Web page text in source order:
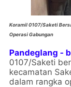
Koramil 0107/Saketi
Operasi Gabungan
Pandeglang -
0107/Saketi
kecamatan
dalam rangka